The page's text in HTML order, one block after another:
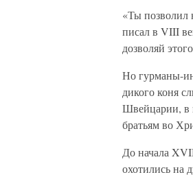
«Ты позволил
писал в VIII
дозволяй
Но гурманы-
дикого коня
Швейцарии, в
братьям во
До начала
охотились на